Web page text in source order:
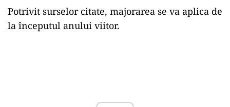
Potrivit surselor citate, majorarea se va aplica de
la începutul anului viitor.